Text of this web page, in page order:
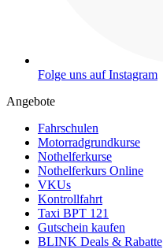
Folge uns auf Instagram
Angebote
Fahrschulen
Motorradgrundkurse
Nothelferkurse
Nothelferkurs Online
VKUs
Kontrollfahrt
Taxi BPT 121
Gutschein kaufen
BLINK Deals & Rabatte